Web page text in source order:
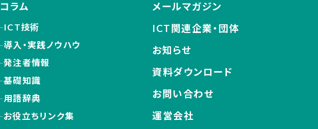
コラム
ICT技術
導入・実践ノウハウ
発注者情報
基礎知識
用語辞典
お役立ちリンク集
メールマガジン
ICT関連企業・団体
お知らせ
資料ダウンロード
お問い合わせ
運営会社